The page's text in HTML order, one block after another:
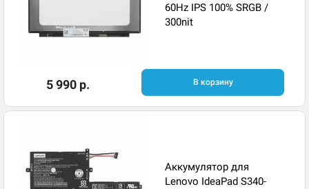
60Hz IPS 100% SRGB /
300nit
5 990 р. В корзину
Аккумулятор для
Lenovo IdeaPad S340-